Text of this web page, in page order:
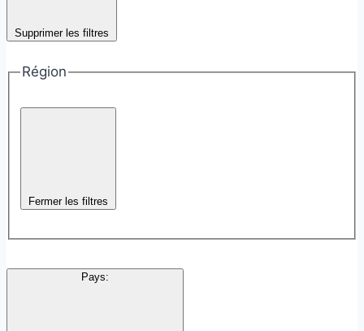
Supprimer les filtres
Région
Fermer les filtres
Pays: